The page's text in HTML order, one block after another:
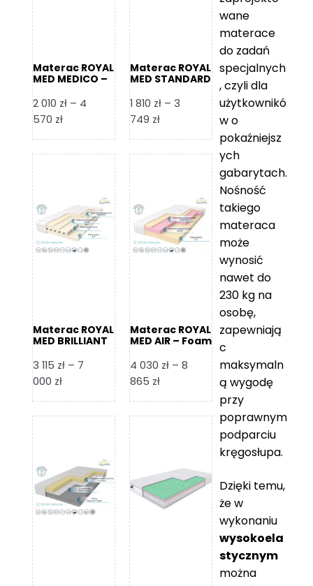
Materac ROYAL
MED MEDICO –
2 010 zł – 4
570 złZakres
od
4
570 zł
Materac ROYAL
MED STANDARD
1 810 zł – 3
749 złZakres
od
3
749 zł
Materac ROYAL
MED BRILLIANT
3 115 zł – 7
000 złZakres
od
7
000 zł
Materac ROYAL
MED AIR – Foam
4 030 zł – 8
865 złZakres
od
8
865 zł
wane
materace
do zadań
specjalnych
, czyli dla
użytkownikó
w o
pokaźniejsz
ych
gabarytach.
Nośność
takiego
materaca
może
wynosić
nawet do
230 kg na
osobę,
zapewniają
c
maksymaln
ą wygodę
przy
poprawnym
podparciu
kręgosłupa.
Dzięki temu,
że w
wykonaniu
wysokoela
stycznym
można